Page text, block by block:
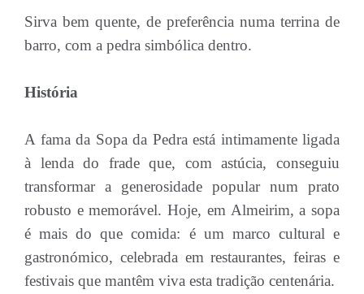
Sirva bem quente, de preferência numa terrina de
barro, com a pedra simbólica dentro.
História
A fama da Sopa da Pedra está intimamente ligada
à lenda do frade que, com astúcia, conseguiu
transformar a generosidade popular num prato
robusto e memorável. Hoje, em Almeirim, a sopa
é mais do que comida: é um marco cultural e
gastronómico, celebrada em restaurantes, feiras e
festivais que mantêm viva esta tradição centenária.